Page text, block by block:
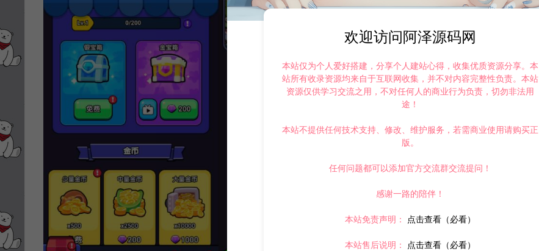
欢迎访问阿泽源码网
本站仅为个人爱好搭建，分享个人建站心得，收集优质资源分享。本
站所有收录资源均来自于互联网收集，并不对内容完整性负责。本站
资源仅供学习交流之用，不对任何人的商业行为负责，切勿非法用
途！
本站不提供任何技术支持、修改、维护服务，若需商业使用请购买正
版。
任何问题都可以添加官方交流群交流提问！
感谢一路的陪伴！
本站免责声明： 点击查看（必看）
本站售后说明： 点击查看（必看）